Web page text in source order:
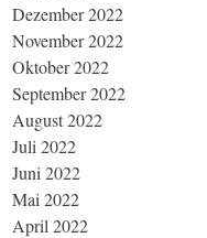
Dezember 2022
November 2022
Oktober 2022
September 2022
August 2022
Juli 2022
Juni 2022
Mai 2022
April 2022